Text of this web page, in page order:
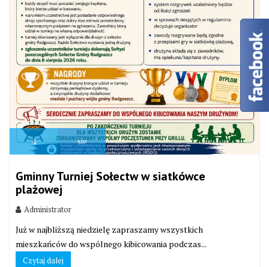
4 sie
Gminny Turniej Sołectw w siatkówce
plażowej
Administrator
Już w najbliższą niedzielę zapraszamy wszystkich
mieszkańców do wspólnego kibicowania podczas...
Czytaj dalej